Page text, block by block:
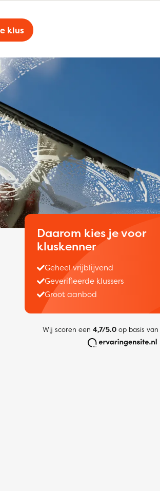
klus
Daarom kies je voor
kluskenner
Geheel vrijblijvend
Geverifieerde klussers
Groot aanbod
Wij scoren een 4,7/5.0op basis van